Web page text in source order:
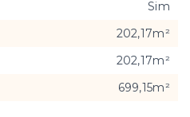
Sim
202,17m²
202,17m²
699,15m²